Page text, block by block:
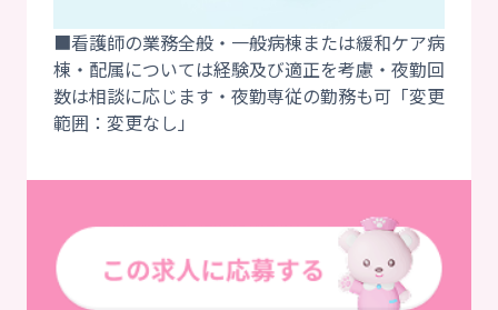
■看護師の業務全般・一般病棟または緩和ケア病
棟・配属については経験及び適正を考慮・夜勤回
数は相談に応じます・夜勤専従の勤務も可「変更